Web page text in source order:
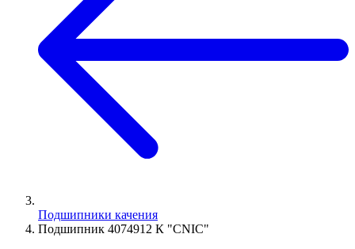
Подшипники качения
Подшипник 4074912 К "СNIC"